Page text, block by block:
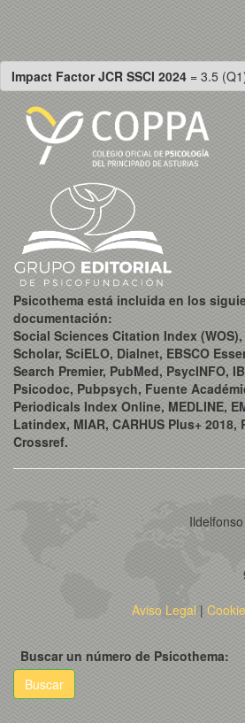
Impact Factor JCR SSCI 2024 = 3.5
Psicothema está incluida en los
documentación:
Social Sciences Citation Index
Scholar, SciELO, Dialnet, EBSCO
Search Premier, PubMed, PsycINFO,
Psicodoc, Pubpsych, Fuente
Periodicals Index Online, MEDLINE,
Latindex, MIAR, CARHUS Plus+ 2018,
Crossref.
Aviso Legal|
Buscar un número de Psicothema:
Buscar